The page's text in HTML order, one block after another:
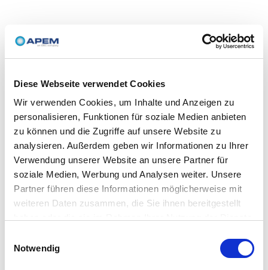
Diese Webseite verwendet Cookies
Wir verwenden Cookies, um Inhalte und Anzeigen zu
personalisieren, Funktionen für soziale Medien anbieten
zu können und die Zugriffe auf unsere Website zu
analysieren. Außerdem geben wir Informationen zu Ihrer
Verwendung unserer Website an unsere Partner für
soziale Medien, Werbung und Analysen weiter. Unsere
Partner führen diese Informationen möglicherweise mit
weiteren Daten zusammen, die Sie ihnen bereitgestellt
Notwendig